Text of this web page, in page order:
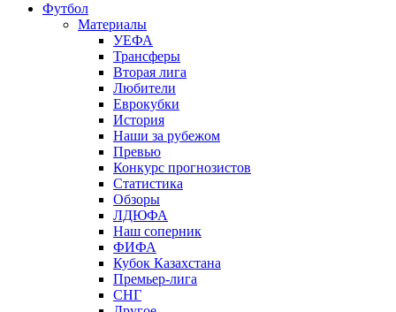
Футбол
Материалы
УЕФА
Трансферы
Вторая лига
Любители
Еврокубки
История
Наши за рубежом
Превью
Конкурс прогнозистов
Статистика
Обзоры
ЛДЮФА
Наш соперник
ФИФА
Кубок Казахстана
Премьер-лига
СНГ